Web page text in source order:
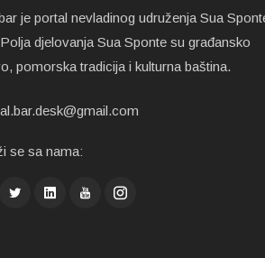
je portal nevladinog udruženja Sua
djelovanja Sua Sponte su građansko
pomorska tradicija i kulturna baština.
se sa nama: